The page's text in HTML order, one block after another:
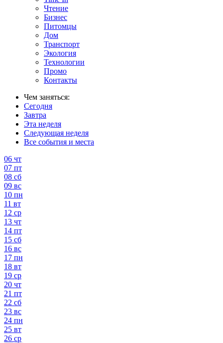
Чтение
Бизнес
Питомцы
Дом
Транспорт
Экология
Технологии
Промо
Контакты
Чем заняться:
Сегодня
Завтра
Эта неделя
Следующая неделя
Все события и места
06 чт
07 пт
08 сб
09 вс
10 пн
11 вт
12 ср
13 чт
14 пт
15 сб
16 вс
17 пн
18 вт
19 ср
20 чт
21 пт
22 сб
23 вс
24 пн
25 вт
26 ср